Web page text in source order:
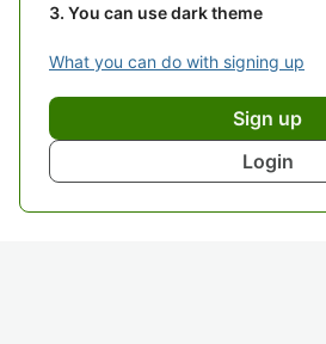
You can use dark theme
What you can do with signing up
Sign up
Login